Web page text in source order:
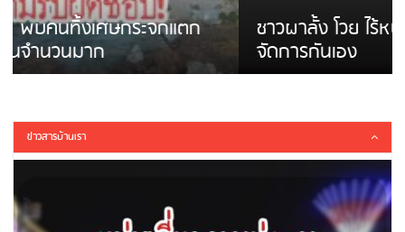
ชาวผาลั้ง โวย ไร้หน่วยงานดูแล ดินสไลด์ ต้อง
จัดการกันเอง
ข่าวสารบ้านเรา